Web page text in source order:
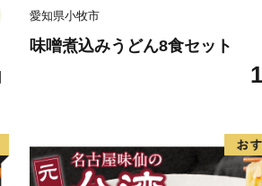
愛知県小牧市
味噌煮込みうどん8食セット